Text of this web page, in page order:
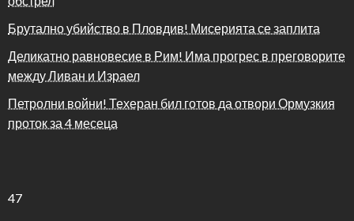
Брутално убийство в Пловдив! Мисерията се заплита
Деликатно равновесие в Рим! Има прогрес в преговорите
между Ливан и Израел
Петролни войни! Техеран бил готов да отвори Ормузкия
проток за 4 месеца
47